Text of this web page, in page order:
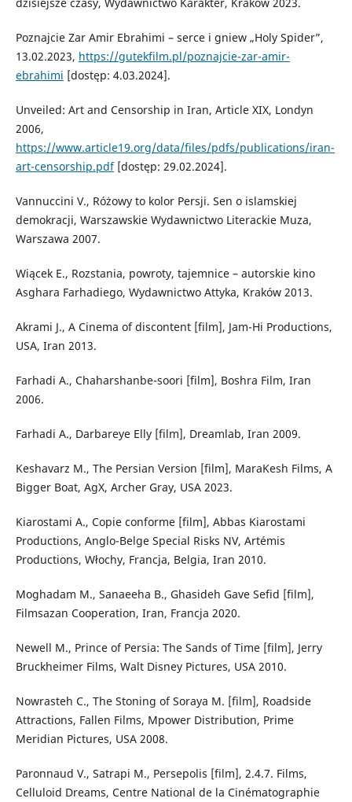
Poznajcie Zar Amir Ebrahimi – serce i gniew „Holy Spider”,
13.02.2023, https://gutekfilm.pl/poznajcie-zar-amir-
ebrahimi [dostęp: 4.03.2024].
Unveiled: Art and Censorship in Iran, Article XIX, Londyn
2006,
https://www.article19.org/data/files/pdfs/publications/iran-
art-censorship.pdf[dostęp: 29.02.2024].
Vannuccini V., Różowy to kolor Persji. Sen o islamskiej
demokracji, Warszawskie Wydawnictwo Literackie Muza,
Warszawa 2007.
Wiącek E., Rozstania, powroty, tajemnice – autorskie kino
Asghara Farhadiego, Wydawnictwo Attyka, Kraków 2013.
Akrami J., A Cinema of discontent [film], Jam-Hi Productions,
USA, Iran 2013.
Farhadi A., Chaharshanbe-soori [film], Boshra Film, Iran
2006.
Farhadi A., Darbareye Elly [film], Dreamlab, Iran 2009.
Keshavarz M., The Persian Version [film], MaraKesh Films, A
Bigger Boat, AgX, Archer Gray, USA 2023.
Kiarostami A., Copie conforme [film], Abbas Kiarostami
Productions, Anglo-Belge Special Risks NV, Artémis
Productions, Włochy, Francja, Belgia, Iran 2010.
Moghadam M., Sanaeeha B., Ghasideh Gave Sefid [film],
Filmsazan Cooperation, Iran, Francja 2020.
Newell M., Prince of Persia: The Sands of Time [film], Jerry
Bruckheimer Films, Walt Disney Pictures, USA 2010.
Nowrasteh C., The Stoning of Soraya M. [film], Roadside
Attractions, Fallen Films, Mpower Distribution, Prime
Meridian Pictures, USA 2008.
Paronnaud V., Satrapi M., Persepolis [film], 2.4.7. Films,
Celluloid Dreams, Centre National de la Cinématographie